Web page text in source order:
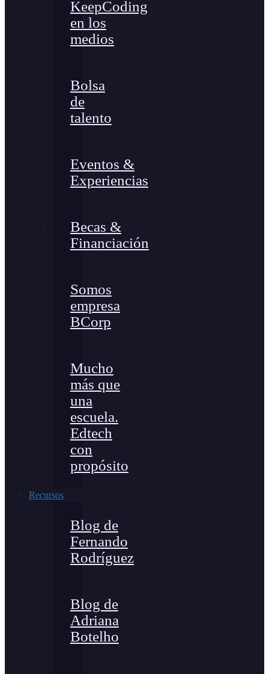
KeepCoding
en los
medios
Bolsa
de
talento
Eventos &
Experiencias
Becas &
Financiación
Somos
empresa
BCorp
Mucho
más que
una
escuela.
Edtech
con
propósito
Recursos
Blog de
Fernando
Rodríguez
Blog de
Adriana
Botelho